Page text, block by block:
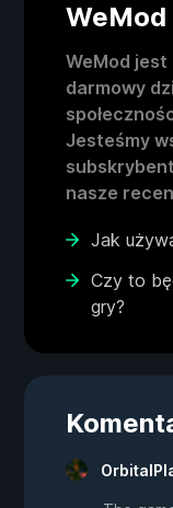
WeMod
WeMod
darmowy
Jesteśmy
nasze
Jak
Czy to
gry?